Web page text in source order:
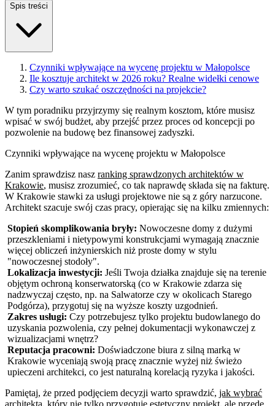
Spis treści
Czynniki wpływające na wycenę projektu w Małopolsce
Ile kosztuje architekt w 2026 roku? Realne widełki cenowe
Czy warto szukać oszczędności na projekcie?
W tym poradniku przyjrzymy się realnym kosztom, które musisz
wpisać w swój budżet, aby przejść przez proces od koncepcji po
pozwolenie na budowę bez finansowej zadyszki.
Czynniki wpływające na wycenę projektu w Małopolsce
Zanim sprawdzisz nasz ranking sprawdzonych architektów w
Krakowie, musisz zrozumieć, co tak naprawdę składa się na fakturę.
W Krakowie stawki za usługi projektowe nie są z góry narzucone.
Architekt szacuje swój czas pracy, opierając się na kilku zmiennych:
Stopień skomplikowania bryły: Nowoczesne domy z dużymi
przeszkleniami i nietypowymi konstrukcjami wymagają znacznie
więcej obliczeń inżynierskich niż proste domy w stylu
"nowoczesnej stodoły".
Lokalizacja inwestycji: Jeśli Twoja działka znajduje się na terenie
objętym ochroną konserwatorską (co w Krakowie zdarza się
nadzwyczaj często, np. na Salwatorze czy w okolicach Starego
Podgórza), przygotuj się na wyższe koszty uzgodnień.
Zakres usługi: Czy potrzebujesz tylko projektu budowlanego do
uzyskania pozwolenia, czy pełnej dokumentacji wykonawczej z
wizualizacjami wnętrz?
Reputacja pracowni: Doświadczone biura z silną marką w
Krakowie wyceniają swoją pracę znacznie wyżej niż świeżo
upieczeni architekci, co jest naturalną korelacją ryzyka i jakości.
Pamiętaj, że przed podjęciem decyzji warto sprawdzić, jak wybrać
architekta, który nie tylko przygotuje estetyczny projekt, ale przede